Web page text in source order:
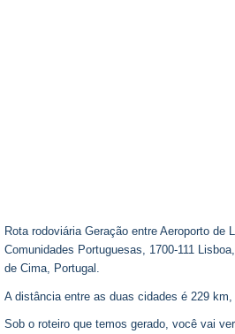
Rota rodoviária Geração entre Aeroporto de
Comunidades Portuguesas, 1700-111
de Cima, Portugal.
A distância entre as duas cidades é 229
Sob o roteiro que temos gerado, você vai